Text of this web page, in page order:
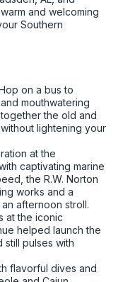
and welcoming
Southern
on a bus to
mouthwatering
the old and
lightening your
at the
captivating marine
the R.W. Norton
works and a
afternoon stroll.
at the iconic
helped launch the
still pulses with
flavorful dives and